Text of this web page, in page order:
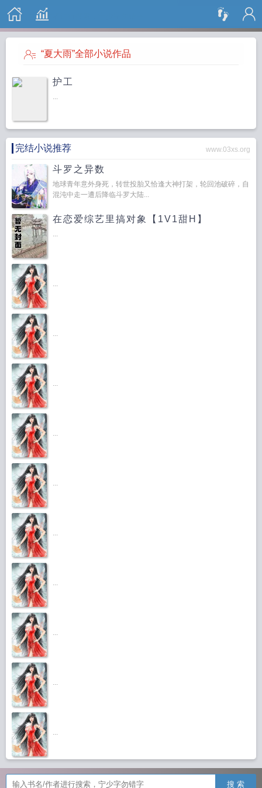
搜 索
“夏大雨”全部小说作品
护工
...
完结小说推荐 www.03xs.org
斗罗之异数
地球青年意外身死，转世投胎又恰逢大神打架，轮回池破碎，自
混沌中走一遭后降临斗罗大陆...
在恋爱综艺里搞对象【1V1甜H】
...
...
...
...
...
...
...
...
...
...
...
搜 索